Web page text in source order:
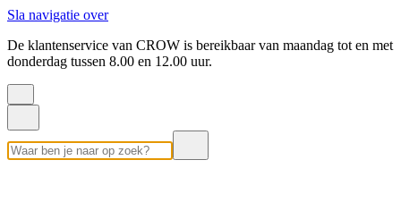
Sla navigatie over
De klantenservice van CROW is bereikbaar van maandag tot en met
donderdag tussen 8.00 en 12.00 uur.